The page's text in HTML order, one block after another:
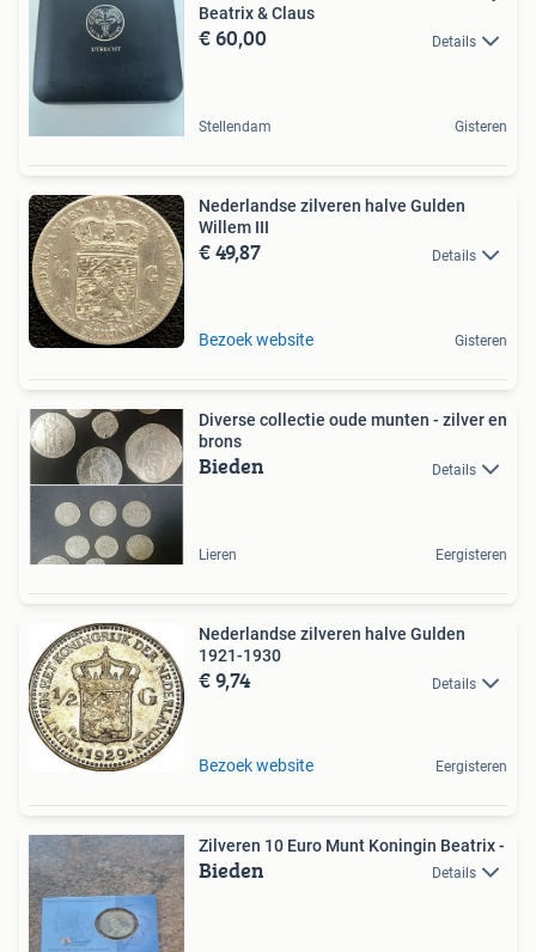
Beatrix & Claus
€ 60,00 Details
Stellendam Gisteren
Nederlandse zilveren halve Gulden
Willem III
€ 49,87 Details
Bezoek website Gisteren
Diverse collectie oude munten - zilver en
brons
Bieden Details
Lieren Eergisteren
Nederlandse zilveren halve Gulden
1921-1930
€ 9,74 Details
Bezoek website Eergisteren
Zilveren 10 Euro Munt Koningin Beatrix -
Bieden Details